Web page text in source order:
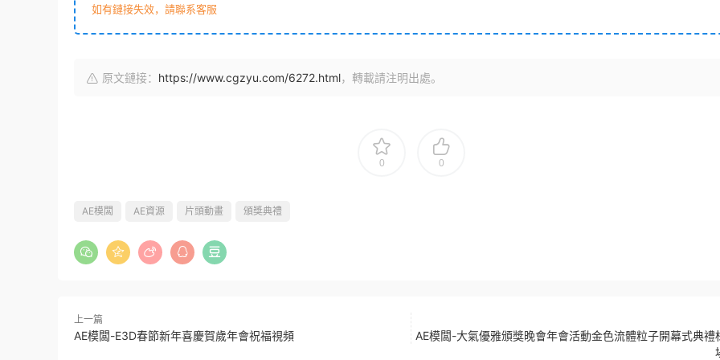
如有鏈接失效，請聯系客服
原文鏈接： https://www.cgzyu.com/6272.html，轉載請注明出處。
0 0
AE模闆 AE資源 片頭動畫 頒獎典禮
上一篇
AE模闆-E3D春節新年喜慶賀歲年會祝福視頻
AE模闆-大氣優雅頒獎晚會年會活動金色流體粒子開幕式典禮